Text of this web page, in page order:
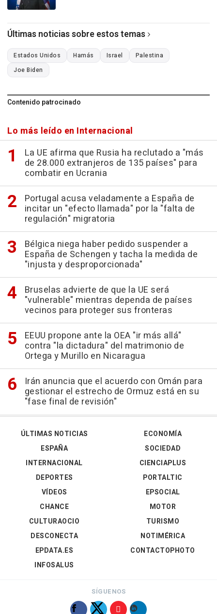
Últimas noticias sobre estos temas
Estados Unidos Hamás Israel
Palestina
Joe Biden
Contenido patrocinado
Lo más leído en Internacional
La UE afirma que Rusia ha reclutado a "más
de 28.000 extranjeros de 135 países" para
combatir en Ucrania
Portugal acusa veladamente a España de
incitar un "efecto llamada" por la "falta de
regulación" migratoria
Bélgica niega haber pedido suspender a
España de Schengen y tacha la medida de
"injusta y desproporcionada"
Bruselas advierte de que la UE será
"vulnerable" mientras dependa de países
vecinos para proteger sus fronteras
EEUU propone ante la OEA "ir más allá"
contra "la dictadura" del matrimonio de
Ortega y Murillo en Nicaragua
Irán anuncia que el acuerdo con Omán para
gestionar el estrecho de Ormuz está en su
"fase final de revisión"
ÚLTIMAS NOTICIAS
ESPAÑA
INTERNACIONAL
DEPORTES
VÍDEOS
ECONOMÍA
SOCIEDAD
CIENCIAPLUS
PORTALTIC
EPSOCIAL
CHANCE
CULTURAOCIO
DESCONECTA
EPDATA.ES
INFOSALUS
MOTOR
TURISMO
NOTIMÉRICA
CONTACTOPHOTO
SÍGUENOS